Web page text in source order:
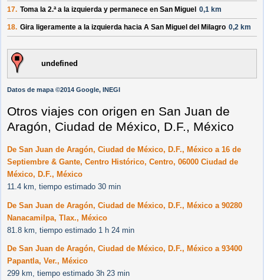
17. Toma la 2.ª a la izquierda y permanece en San Miguel 0,1 km
18. Gira ligeramente a la izquierda hacia A San Miguel del Milagro 0,2 km
undefined
Datos de mapa ©2014 Google, INEGI
Otros viajes con origen en San Juan de
Aragón, Ciudad de México, D.F., México
De San Juan de Aragón, Ciudad de México, D.F., México a 16 de
Septiembre & Gante, Centro Histórico, Centro, 06000 Ciudad de
México, D.F., México
11.4 km, tiempo estimado 30 min
De San Juan de Aragón, Ciudad de México, D.F., México a 90280
Nanacamilpa, Tlax., México
81.8 km, tiempo estimado 1 h 24 min
De San Juan de Aragón, Ciudad de México, D.F., México a 93400
Papantla, Ver., México
299 km, tiempo estimado 3h 23 min